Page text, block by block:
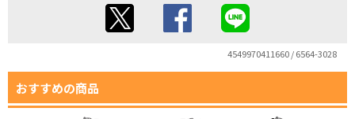
4549970411660 / 6564-3028
おすすめの商品